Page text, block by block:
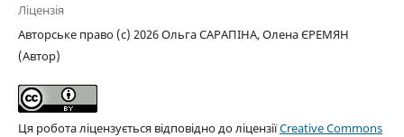
Ліцензія
Авторське право (c) 2026 Ольга САРАПІНА, Олена ЄРЕМЯН
(Автор)
Ця робота ліцензується відповідно до ліцензіїCreative Commons